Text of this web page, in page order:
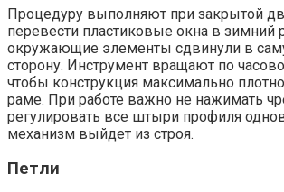
Процедуру выполняют при закрытой
перевести пластиковые окна в зимний
окружающие элементы сдвинули в
сторону. Инструмент вращают по
чтобы конструкция максимально
раме. При работе важно не нажимать
регулировать все штыри профиля
механизм выйдет из строя.
Петли